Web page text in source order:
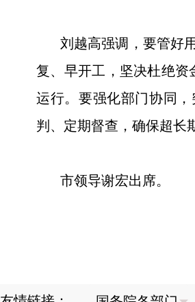
刘越高强调，要管好用
复、早开工，坚决杜绝
运行。要强化部门协同
判、定期督查，确保超长
市领导谢宏出席。